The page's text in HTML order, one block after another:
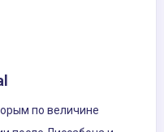
по величине